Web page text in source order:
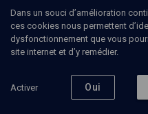
Société
Dans un souci d’amélioration
ces cookies nous permettent
dysfonctionnement que vous
site internet et d’y remédier.
Activer Oui